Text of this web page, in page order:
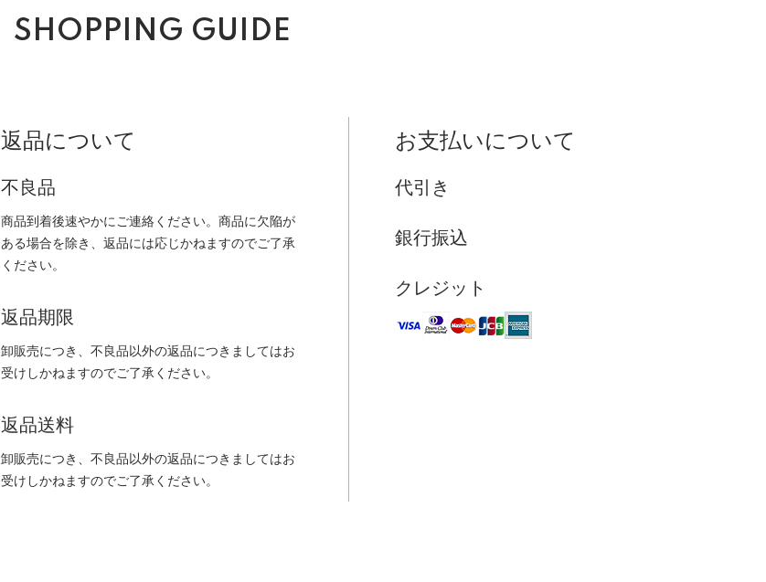
SHOPPING GUIDE
返品について
不良品
商品到着後速やかにご連絡ください。商品に欠陥が
ある場合を除き、返品には応じかねますのでご了承
ください。
返品期限
卸販売につき、不良品以外の返品につきましてはお
受けしかねますのでご了承ください。
返品送料
卸販売につき、不良品以外の返品につきましてはお
受けしかねますのでご了承ください。
お支払いについて
代引き
銀行振込
クレジット